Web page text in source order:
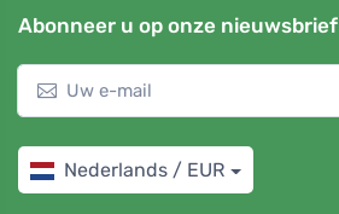
Abonneer u op onze nieuwsbrief
Nederlands / EUR